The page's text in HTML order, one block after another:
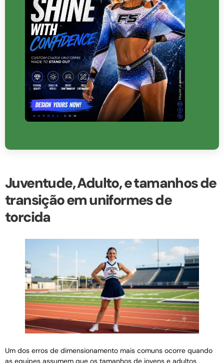
Juventude, Adulto, e tamanhos de
transição em uniformes de
torcida
Um dos erros de dimensionamento mais comuns ocorre quando